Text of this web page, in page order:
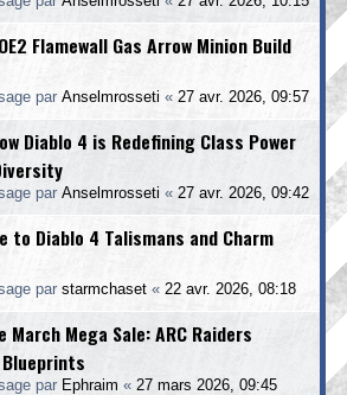
Flamewall Gas Arrow Minion Build
par Anselmrosseti « 27 avr. 2026, 09:57
Diablo 4 is Redefining Class Power
par Anselmrosseti « 27 avr. 2026, 09:42
to Diablo 4 Talismans and Charm
par starmchaset « 22 avr. 2026, 08:18
March Mega Sale: ARC Raiders
par Ephraim « 27 mars 2026, 09:45